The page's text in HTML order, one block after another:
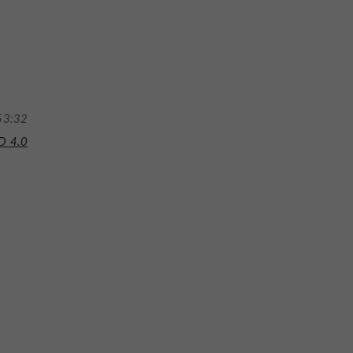
4.0